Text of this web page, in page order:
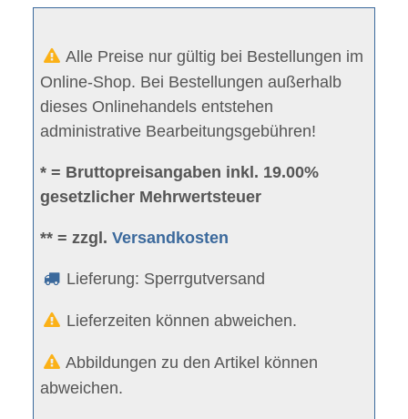
Alle Preise nur gültig bei Bestellungen im
Online-Shop. Bei Bestellungen außerhalb
dieses Onlinehandels entstehen
administrative Bearbeitungsgebühren!
* = Bruttopreisangaben inkl. 19.00%
gesetzlicher Mehrwertsteuer
** = zzgl.Versandkosten
Lieferung: Sperrgutversand
Lieferzeiten können abweichen.
Abbildungen zu den Artikel können
abweichen.